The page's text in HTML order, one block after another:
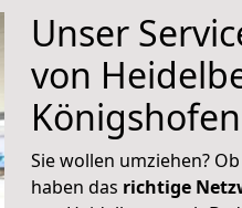
Unser
von
Sie wollen umziehen?
haben das richtige